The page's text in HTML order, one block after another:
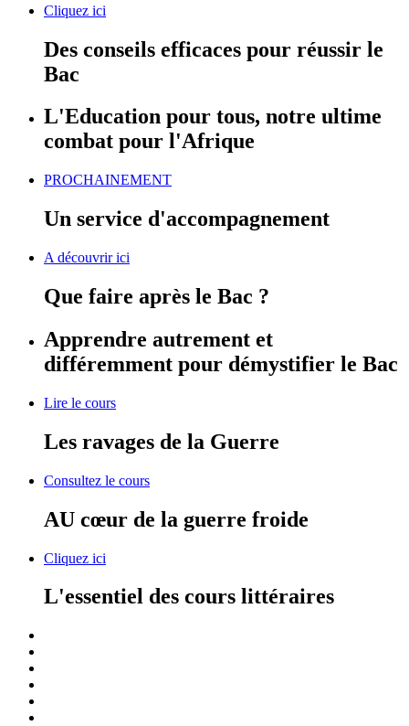
Cliquez ici
Des conseils efficaces pour réussir le
Bac
L'Education pour tous, notre ultime
combat pour l'Afrique
PROCHAINEMENT
Un service d'accompagnement
A découvrir ici
Que faire après le Bac ?
Apprendre autrement et
différemment pour démystifier le Bac
Lire le cours
Les ravages de la Guerre
Consultez le cours
AU cœur de la guerre froide
Cliquez ici
L'essentiel des cours littéraires